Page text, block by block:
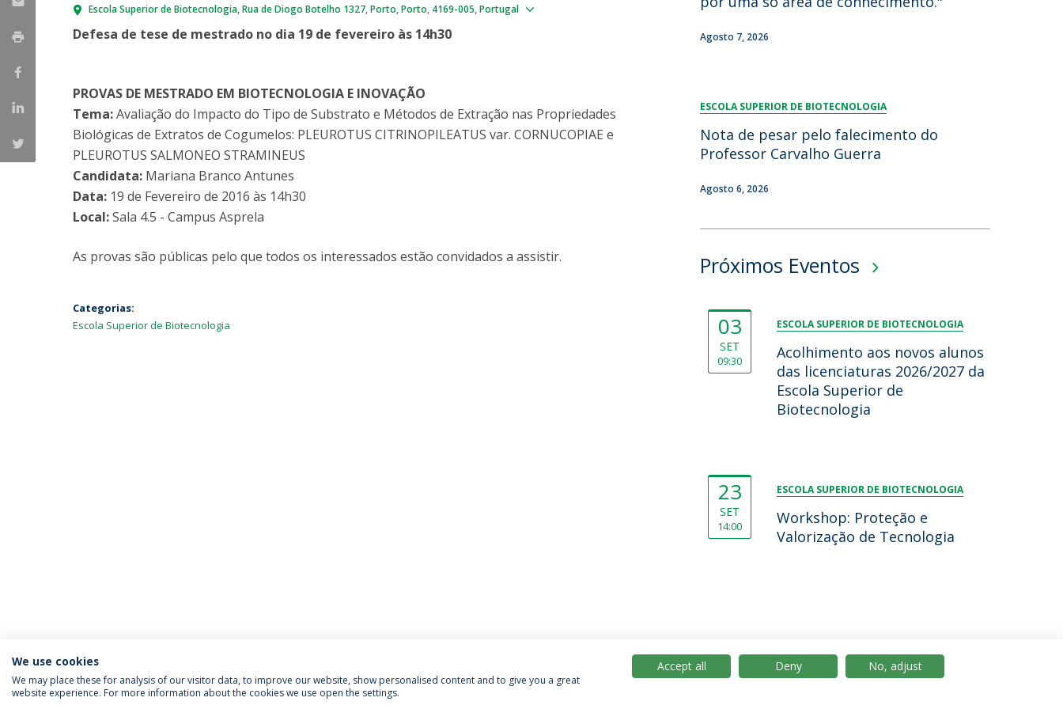
Doutoramentos
Formação Avançada
Parcerias Estratégicas
Iniciativas Nacionais
Clube de Inovação e Conhecimento
Dia Internacional do Microrganismo
Teen Academy
Tertúlias na Biotecnologia
Jornadas de Biotecnologia
Laboratório Nacional de Referência para Materiais &
Escola Superior de Biotecnologia Rua de Diogo Botelho 1327 Porto Porto 4169-005 Portugal
Defesa de tese de mestrado no dia 19 de fevereiro às 14h30
PROVAS DE MESTRADO EM BIOTECNOLOGIA E INOVAÇÃO
Tema:Avaliação do Impacto do Tipo de Substrato e Métodos de Extração nas Propriedades
Biológicas de Extratos de Cogumelos: PLEUROTUS CITRINOPILEATUS var. CORNUCOPIAE e
PLEUROTUS SALMONEO STRAMINEUS
Candidata: Mariana Branco Antunes
Data: 19 de Fevereiro de 2016 às 14h30
Local:Sala 4.5 - Campus Asprela
As provas são públicas pelo que todos os interessados estão convidados a assistir.
Categorias:
Escola Superior de Biotecnologia
Agosto 7, 2026
ESCOLA SUPERIOR DE BIOTECNOLOGIA
Nota de pesar pelo falecimento do
Professor Carvalho Guerra
Agosto 6, 2026
Próximos Eventos
03
SET
09:30
ESCOLA SUPERIOR DE BIOTECNOLOGIA
Acolhimento aos novos alunos
das licenciaturas 2026/2027 da
Escola Superior de
Biotecnologia
23
SET
14:00
ESCOLA SUPERIOR DE BIOTECNOLOGIA
Workshop: Proteção e
Valorização de Tecnologia
We use cookies
We may place these for analysis of our visitor data, to improve our website, show personalised content and to give you a great
website experience. For more information about the cookies we use open the settings.
Accept all Deny No, adjust